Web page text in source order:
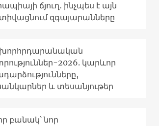
ճյուղ․ ինչպես է այն
զգայարանները
2026. կարևոր
և տեսանյութեր
բանակ՝ նոր